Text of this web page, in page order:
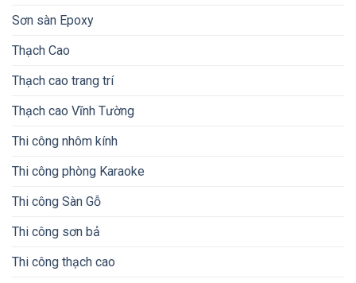
Sơn sàn Epoxy
Thạch Cao
Thạch cao trang trí
Thạch cao Vĩnh Tường
Thi công nhôm kính
Thi công phòng Karaoke
Thi công Sàn Gỗ
Thi công sơn bả
Thi công thạch cao